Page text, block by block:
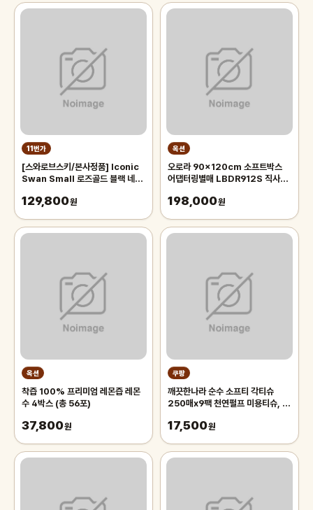
11번가
[스와로브스키/본사정품] Iconic
Swan Small 로즈골드 블랙 네크
129,800원
옥션
오로라 90x120cm 소프트박스
어댑터링별매 LBDR912S 직사각
오로라 90x120
198,000원
옥션
착즙 100% 프리미엄 레몬즙 레몬
수 4박스 (총 56포)
37,800원
쿠팡
깨끗한나라 순수 소프티 각티슈
250매x9팩 천연펄프 미용티슈, 3
17,500원